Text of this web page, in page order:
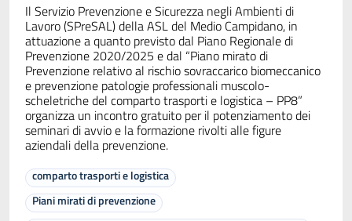
Il Servizio Prevenzione e Sicurezza negli Ambienti di
Lavoro (SPreSAL) della ASL del Medio Campidano, in
attuazione a quanto previsto dal Piano Regionale di
Prevenzione 2020/2025 e dal “Piano mirato di
Prevenzione relativo al rischio sovraccarico biomeccanico
e prevenzione patologie professionali muscolo-
scheletriche del comparto trasporti e logistica – PP8”
organizza un incontro gratuito per il potenziamento dei
seminari di avvio e la formazione rivolti alle figure
aziendali della prevenzione.
comparto trasporti e logistica
Piani mirati di prevenzione